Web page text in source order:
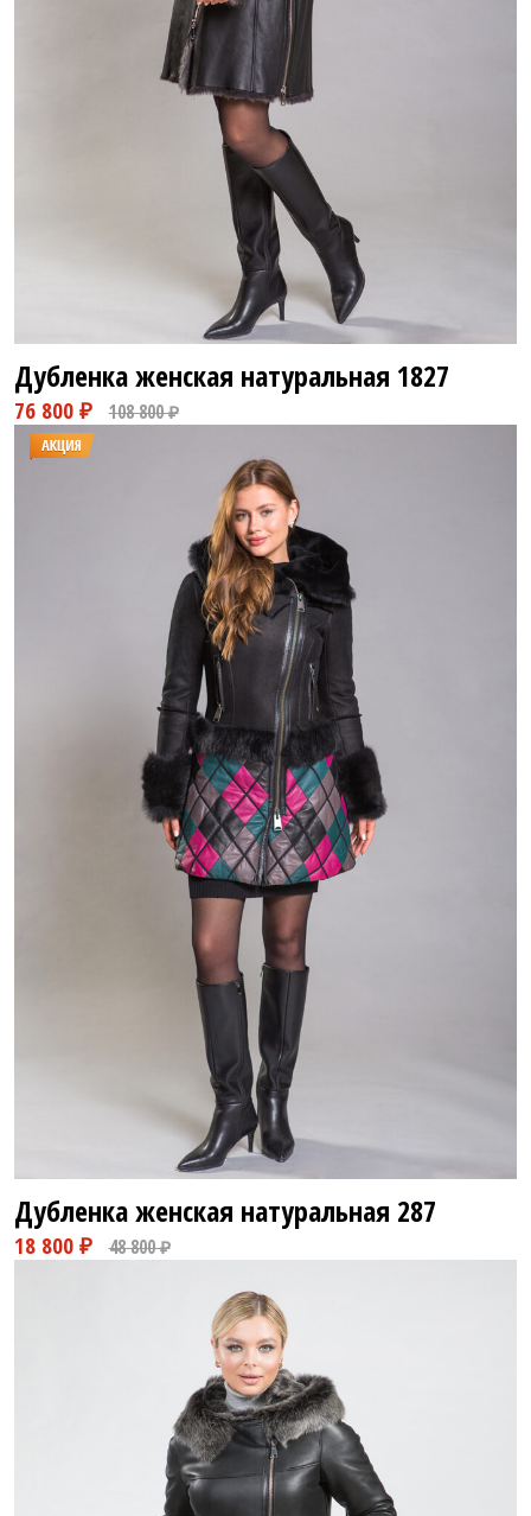
Дубленка женская натуральная 1827
76 800 ₽ 108 800 ₽
Дубленка женская натуральная 287